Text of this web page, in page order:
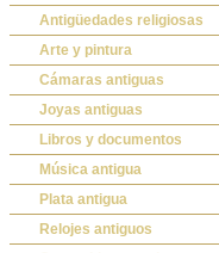
Calculadoras antiguas
Teléfonos y Telégrafos antiguos
Espadas antiguas
Medallas y condecoraciones
Cascos militares
Otros artículos militares
Antigüedades religiosas
Antigüedades religiosas
Arte y pintura
Pintura antigua
Pintura contemporánea
Grabados antiguos y mapas
Cámaras antiguas
Cámaras antiguas
Joyas antiguas
Joyas antiguas
Libros y documentos
Libros antiguos
Fotografia antigua
Publicaciones antiguas
Música antigua
Gramófonos antiguos
Cajas de música antiguas
Plata antigua
Plata antigua
Relojes antiguos